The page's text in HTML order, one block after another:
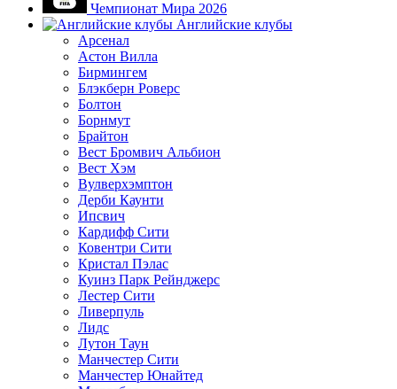
Чемпионат Мира 2026
Английские клубы
Арсенал
Астон Вилла
Бирмингем
Блэкберн Роверс
Болтон
Борнмут
Брайтон
Вест Бромвич Альбион
Вест Хэм
Вулверхэмптон
Дерби Каунти
Ипсвич
Кардифф Сити
Ковентри Сити
Кристал Пэлас
Куинз Парк Рейнджерс
Лестер Сити
Ливерпуль
Лидс
Лутон Таун
Манчестер Сити
Манчестер Юнайтед